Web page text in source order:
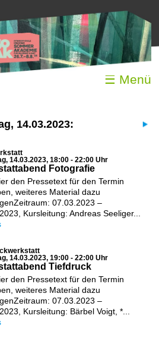
☰ Menü
14.03.2023:
14.03.2023, 18:00 - 22:00 Uhr
Fotografie
den Pressetext für den Termin
weiteres Material dazu
07.03.2023 –
Kursleitung: Andreas Seeliger...
14.03.2023, 19:00 - 22:00 Uhr
Tiefdruck
den Pressetext für den Termin
weiteres Material dazu
07.03.2023 –
Kursleitung: Bärbel Voigt, *...